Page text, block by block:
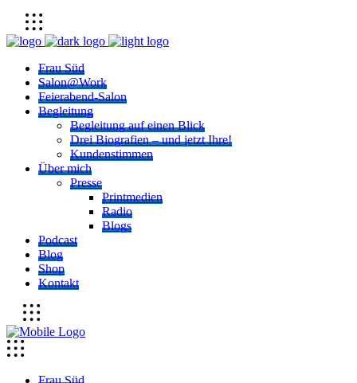
Frau Süd
Salon@Work
Feierabend-Salon
Begleitung
Begleitung auf einen Blick
Drei Biografien – und jetzt Ihre!
Kundenstimmen
Über mich
Presse
Printmedien
Radio
Blogs
Podcast
Blog
Shop
Kontakt
Frau Süd